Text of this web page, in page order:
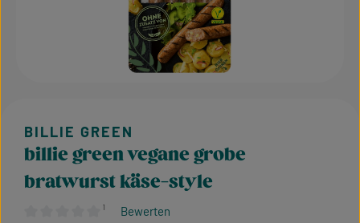
¹ Bewerten
billie green vegane grobe
bratwurst käse-style